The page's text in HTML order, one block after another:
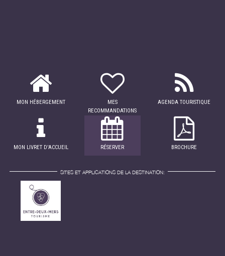
MON HÉBERGEMENT
MES
RECOMMANDATIONS
AGENDA TOURISTIQUE
MON LIVRET D'ACCUEIL RÉSERVER BROCHURE
SITES ET APPLICATIONS DE LA DESTINATION: